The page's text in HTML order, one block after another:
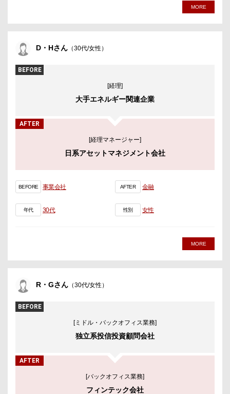
MORE
D・Hさん （30代/女性）
BEFORE
[経理]
大手エネルギー関連企業
AFTER
[経理マネージャー]
日系アセットマネジメント会社
BEFORE 事業会社 AFTER 金融
年代 30代 性別 女性
MORE
R・Gさん （30代/女性）
BEFORE
[ミドル・バックオフィス業務]
独立系投信投資顧問会社
AFTER
[バックオフィス業務]
フィンテック会社